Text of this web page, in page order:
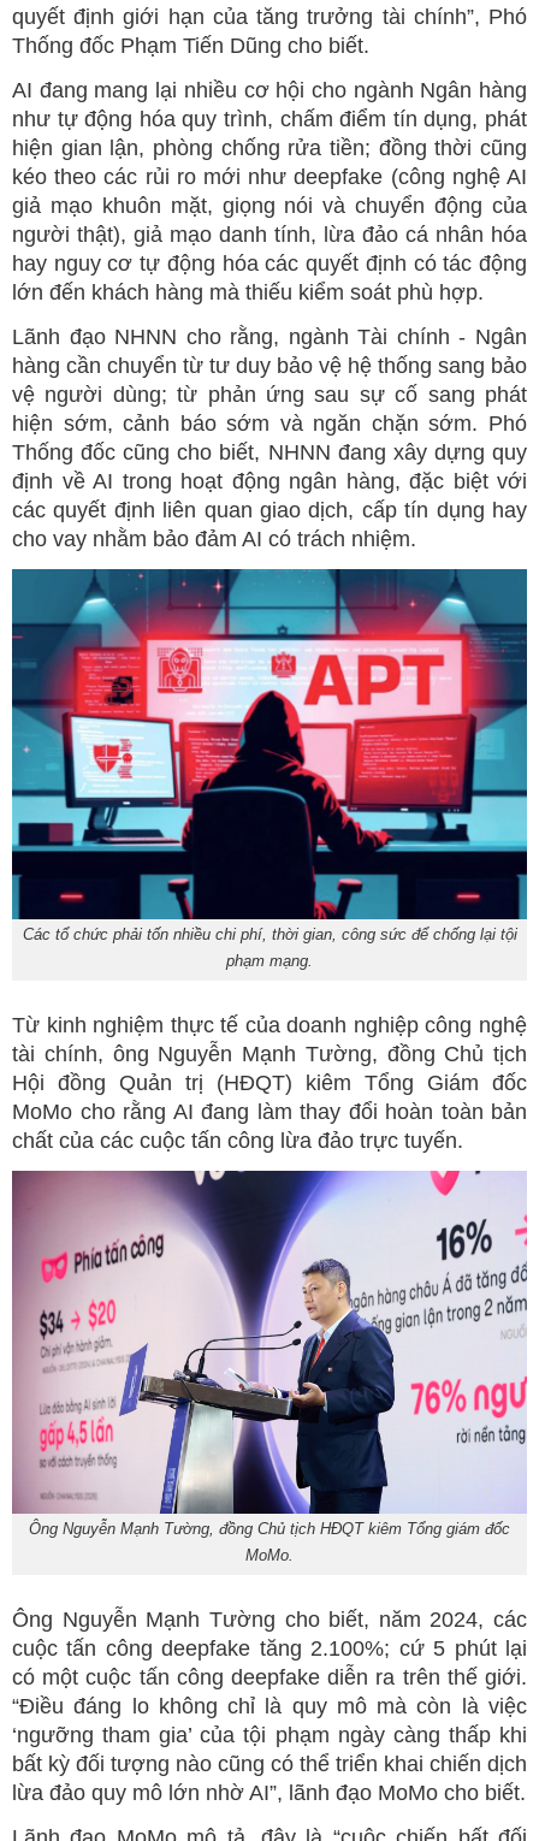
quyết định giới hạn của tăng trưởng tài chính”, Phó
Thống đốc Phạm Tiến Dũng cho biết.
AI đang mang lại nhiều cơ hội cho ngành Ngân hàng
như tự động hóa quy trình, chấm điểm tín dụng, phát
hiện gian lận, phòng chống rửa tiền; đồng thời cũng
kéo theo các rủi ro mới như deepfake (công nghệ AI
giả mạo khuôn mặt, giọng nói và chuyển động của
người thật), giả mạo danh tính, lừa đảo cá nhân hóa
hay nguy cơ tự động hóa các quyết định có tác động
lớn đến khách hàng mà thiếu kiểm soát phù hợp.
Lãnh đạo NHNN cho rằng, ngành Tài chính - Ngân
hàng cần chuyển từ tư duy bảo vệ hệ thống sang bảo
vệ người dùng; từ phản ứng sau sự cố sang phát
hiện sớm, cảnh báo sớm và ngăn chặn sớm. Phó
Thống đốc cũng cho biết, NHNN đang xây dựng quy
định về AI trong hoạt động ngân hàng, đặc biệt với
các quyết định liên quan giao dịch, cấp tín dụng hay
cho vay nhằm bảo đảm AI có trách nhiệm.
Các tổ chức phải tốn nhiều chi phí, thời gian, công sức để chống lại tội
phạm mạng.
Từ kinh nghiệm thực tế của doanh nghiệp công nghệ
tài chính, ông Nguyễn Mạnh Tường, đồng Chủ tịch
Hội đồng Quản trị (HĐQT) kiêm Tổng Giám đốc
MoMo cho rằng AI đang làm thay đổi hoàn toàn bản
chất của các cuộc tấn công lừa đảo trực tuyến.
Ông Nguyễn Mạnh Tường, đồng Chủ tịch HĐQT kiêm Tổng giám đốc
MoMo.
Ông Nguyễn Mạnh Tường cho biết, năm 2024, các
cuộc tấn công deepfake tăng 2.100%; cứ 5 phút lại
có một cuộc tấn công deepfake diễn ra trên thế giới.
“Điều đáng lo không chỉ là quy mô mà còn là việc
‘ngưỡng tham gia’ của tội phạm ngày càng thấp khi
bất kỳ đối tượng nào cũng có thể triển khai chiến dịch
lừa đảo quy mô lớn nhờ AI”, lãnh đạo MoMo cho biết.